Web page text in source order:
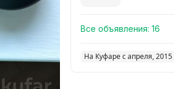
Все объявления: 16
На Куфаре с апреля, 2015